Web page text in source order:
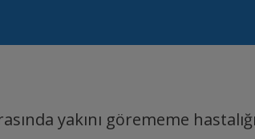
yakını görememe